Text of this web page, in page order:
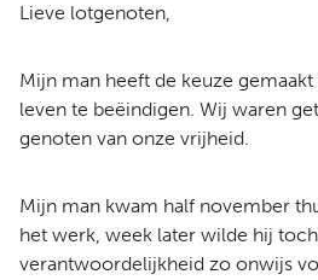
Lieve lotgenoten,
Mijn man heeft de keuze
leven te beëindigen. Wij waren
genoten van onze vrijheid.
Mijn man kwam half november
het werk, week later wilde hij
verantwoordelijkheid zo onwijs